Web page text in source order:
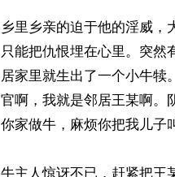
乡里乡亲的迫于他的淫威，
只能把仇恨埋在心里。突然
居家里就生出了一个小牛犊
官啊，我就是邻居王某啊。
你家做牛，麻烦你把我儿子
牛主人惊讶不已，赶紧把王